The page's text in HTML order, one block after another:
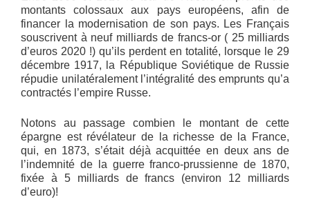
montants colossaux aux pays européens, afin de
financer la modernisation de son pays. Les Français
souscrivent à neuf milliards de francs-or ( 25 milliards
d’euros 2020 !) qu’ils perdent en totalité, lorsque le 29
décembre 1917, la République Soviétique de Russie
répudie unilatéralement l’intégralité des emprunts qu’a
contractés l’empire Russe.
Notons au passage combien le montant de cette
épargne est révélateur de la richesse de la France,
qui, en 1873, s’était déjà acquittée en deux ans de
l’indemnité de la guerre franco-prussienne de 1870,
fixée à 5 milliards de francs (environ 12 milliards
d’euro)!